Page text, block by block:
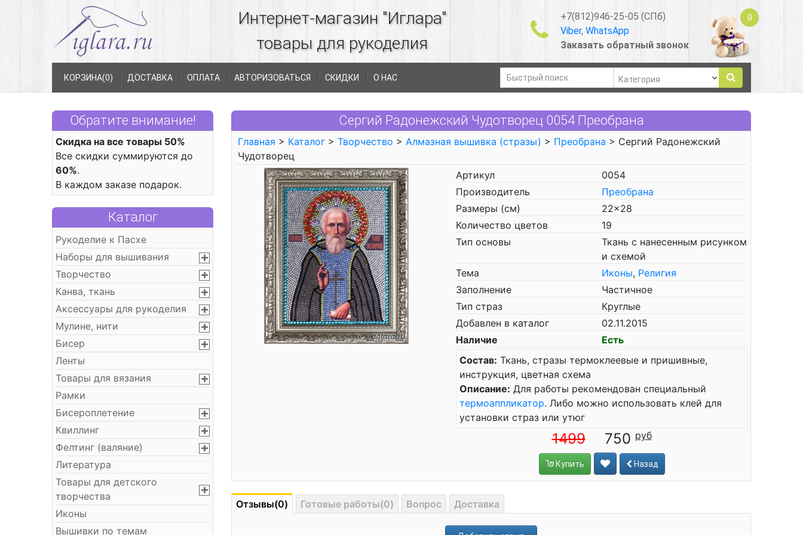
Интернет-магазин "Иглара"
товары для рукоделия
+7(812)946-25-05 (СПб)
Viber, WhatsApp
Заказать обратный звонок
0
КОРЗИНА(0) ДОСТАВКА ОПЛАТА АВТОРИЗОВАТЬСЯ СКИДКИ О НАС
Обратите внимание!
Скидка на все товары 50%
Все скидки суммируются до
60%.
В каждом заказе подарок.
Каталог
Рукоделие к Пасхе
Наборы для вышивания
Творчество
Канва, ткань
Аксессуары для рукоделия
Мулине, нити
Бисер
Ленты
Товары для вязания
Рамки
Бисероплетение
Квиллинг
Фелтинг (валяние)
Литература
Товары для детского
творчества
Иконы
Вышивки по темам
Сергий Радонежский Чудотворец 0054 Преобрана
Главная > Каталог > Творчество > Алмазная вышивка (стразы) > Преобрана > Сергий Радонежский
Чудотворец
Артикул
0054
Производитель
Преобрана
Размеры (см)
22x28
Количество цветов
19
Тип основы
Ткань с нанесенным рисунком
и схемой
Тема
Иконы, Религия
Заполнение
Частичное
Тип страз
Круглые
Добавлен в каталог
02.11.2015
Наличие
Есть
Состав: Ткань, стразы термоклеевые и пришивные,
инструкция, цветная схема
Описание: Для работы рекомендован специальный
термоаппликатор. Либо можно использовать клей для
установки страз или утюг
1499 750
Купить Назад
Отзывы(0) Готовые работы(0) Вопрос Доставка